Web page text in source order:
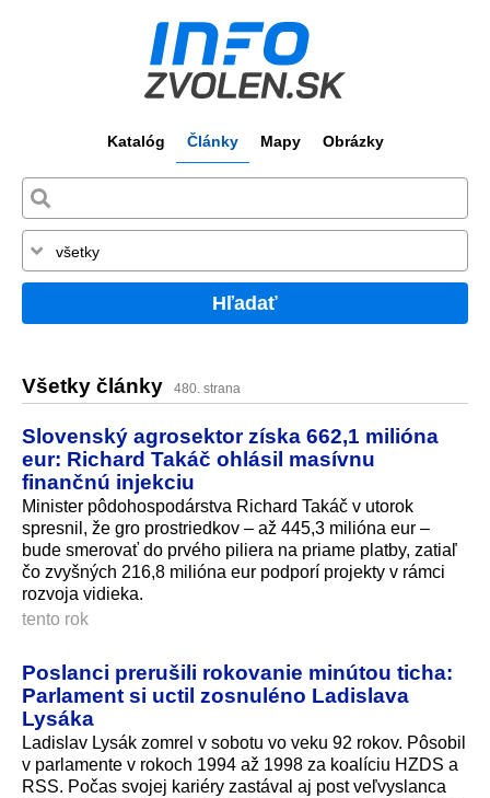
Katalóg Články Mapy Obrázky
Hľadať
Všetky články 480. strana
Slovenský agrosektor získa 662,1 milióna
eur: Richard Takáč ohlásil masívnu
finančnú injekciu
Minister pôdohospodárstva Richard Takáč v utorok
spresnil, že gro prostriedkov – až 445,3 milióna eur –
bude smerovať do prvého piliera na priame platby, zatiaľ
čo zvyšných 216,8 milióna eur podporí projekty v rámci
rozvoja vidieka.
tento rok
Poslanci prerušili rokovanie minútou ticha:
Parlament si uctil zosnuléno Ladislava
Lysáka
Ladislav Lysák zomrel v sobotu vo veku 92 rokov. Pôsobil
v parlamente v rokoch 1994 až 1998 za koalíciu HZDS a
RSS. Počas svojej kariéry zastával aj post veľvyslanca